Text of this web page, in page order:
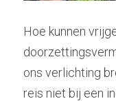
Westerse
Muziek
Theosofie
Hoe kunnen
ons verlichting
reis niet bij een